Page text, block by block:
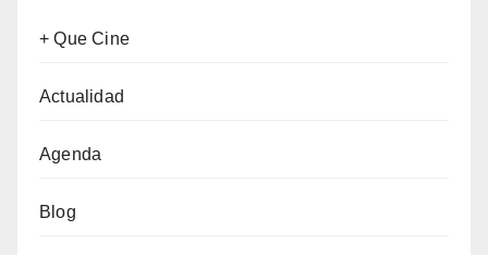
+ Que Cine
Actualidad
Agenda
Blog